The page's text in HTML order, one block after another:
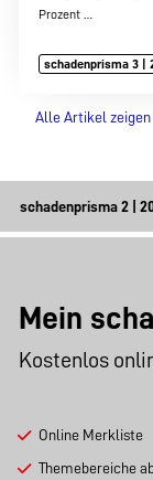
Prozent
schadenprisma 3 |
Alle Artikel zeigen
Mein
Kostenlos
Online Merkliste
Themebereiche